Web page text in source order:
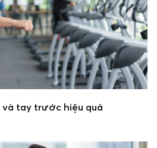
tay trước hiệu quả